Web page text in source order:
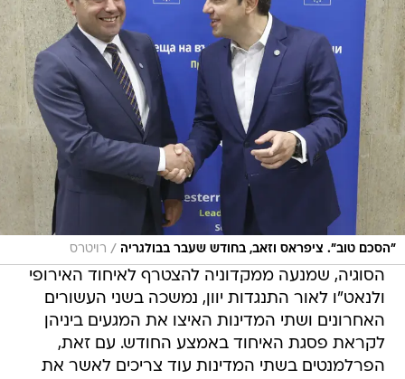
"הסכם טוב". ציפראס וזאב, בחודש שעבר בבולגריה / רויטרס
הסוגיה, שמנעה ממקדוניה להצטרף לאיחוד האירופי
ולנאט"ו לאור התנגדות יוון, נמשכה בשני העשורים
האחרונים ושתי המדינות האיצו את המגעים ביניהן
לקראת פסגת האיחוד באמצע החודש. עם זאת,
הפרלמנטים בשתי המדינות עוד צריכים לאשר את